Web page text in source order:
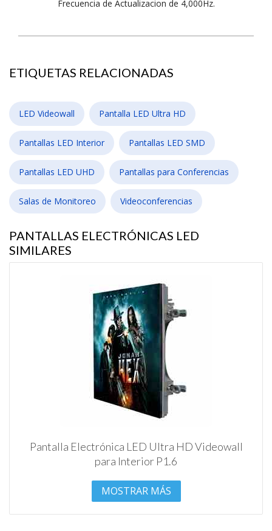
Frecuencia de Actualizacion de 4,000Hz.
ETIQUETAS RELACIONADAS
LED Videowall Pantalla LED Ultra HD
Pantallas LED Interior Pantallas LED SMD
Pantallas LED UHD Pantallas para Conferencias
Salas de Monitoreo Videoconferencias
PANTALLAS ELECTRÓNICAS LED
SIMILARES
Pantalla Electrónica LED Ultra HD Videowall
para Interior P1.6
MOSTRAR MÁS